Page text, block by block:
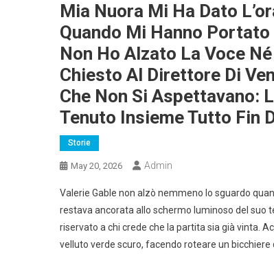
Mia Nuora Mi Ha Dato
Quando Mi Hanno
Non Ho Alzato La Voce
Chiesto Al Direttore Di
Che Non Si Aspettavano:
Tenuto Insieme Tutto Fin
Storie
May 20, 2026 Admin
Valerie Gable non alzò nemmeno lo sguardo
restava ancorata allo schermo luminoso del suo
riservato a chi crede che la partita sia già vinta.
velluto verde scuro, facendo roteare un